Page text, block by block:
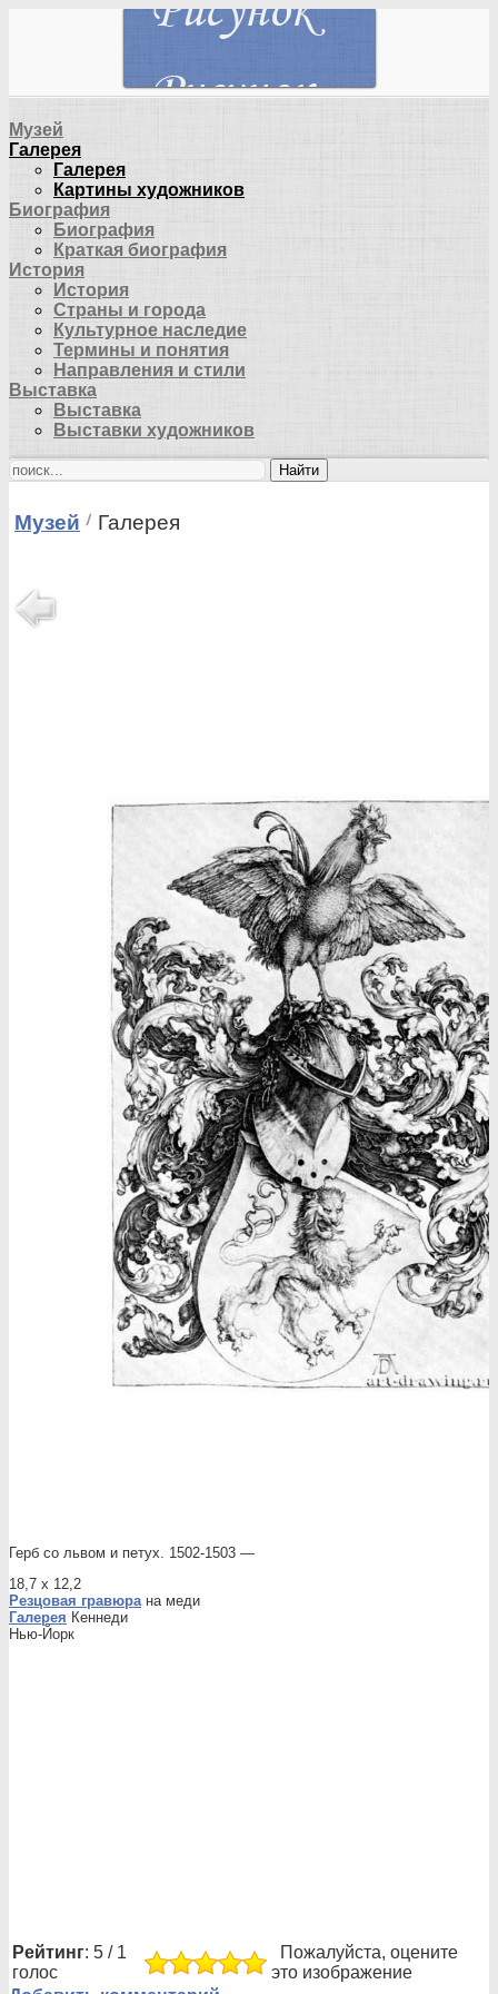
Музей
Галерея
Галерея
Картины художников
Биография
Биография
Краткая биография
История
История
Страны и города
Культурное наследие
Термины и понятия
Направления и стили
Выставка
Выставка
Выставки художников
Найти
Музей Галерея
Герб со львом и петух. 1502-1503 —
18,7 х 12,2
Резцовая гравюрана меди
Галерея Кеннеди
Нью-Йорк
Рейтинг: 5 / 1
голос
Пожалуйста, оцените
это изображение